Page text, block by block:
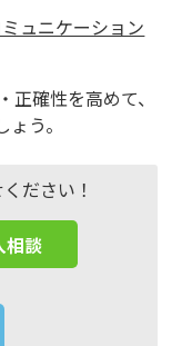
ュニケーション
確性を高めて、
う。
ださい！
相談